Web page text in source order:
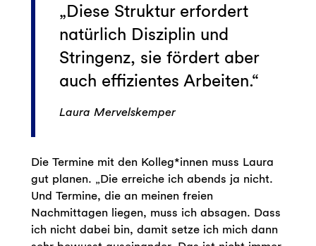
Diese Struktur erfordert
natürlich Disziplin und
Stringenz, sie fördert aber
auch effizientes Arbeiten.
Laura Mervelskemper
Die Termine mit den Kolleg*innen muss Laura
gut planen. „Die erreiche ich abends ja nicht.
Und Termine, die an meinen freien
Nachmittagen liegen, muss ich absagen. Dass
ich nicht dabei bin, damit setze ich mich dann